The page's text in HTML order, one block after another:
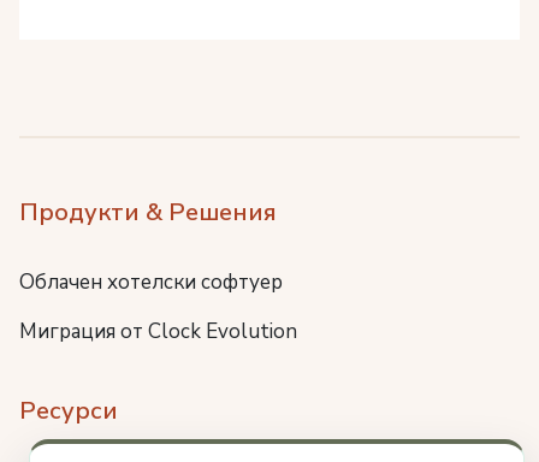
Продукти & Решения
Облачен хотелски софтуер
Миграция от Clock Evolution
Ресурси